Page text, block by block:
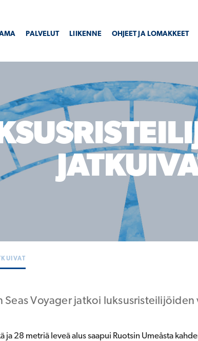
PALVELUT LIIKENNE OHJEET JA LOMAKKEET
Seas Voyager jatkoi luksusristeilijöiden
28 metriä leveä alus saapui Ruotsin Umeåsta